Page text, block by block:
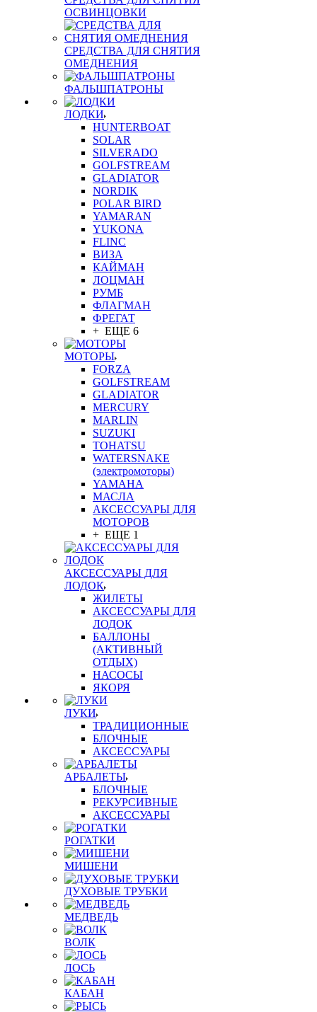
ОСВИНЦОВКИ
СРЕДСТВА ДЛЯ СНЯТИЯ
ОМЕДНЕНИЯ
ФАЛЬШПАТРОНЫ
ЛОДКИ
HUNTERBOAT
SOLAR
SILVERADO
GOLFSTREAM
GLADIATOR
NORDIK
POLAR BIRD
YAMARAN
YUKONA
FLINC
ВИЗА
КАЙМАН
ЛОЦМАН
РУМБ
ФЛАГМАН
ФРЕГАТ
+ ЕЩЕ 6
МОТОРЫ
FORZA
GOLFSTREAM
GLADIATOR
MERCURY
MARLIN
SUZUKI
TOHATSU
WATERSNAKE
(электромоторы)
YAMAHA
МАСЛА
АКСЕССУАРЫ ДЛЯ
МОТОРОВ
+ ЕЩЕ 1
АКСЕССУАРЫ ДЛЯ
ЛОДОК
ЖИЛЕТЫ
АКСЕССУАРЫ ДЛЯ
ЛОДОК
БАЛЛОНЫ
(АКТИВНЫЙ
ОТДЫХ)
НАСОСЫ
ЯКОРЯ
ЛУКИ
ТРАДИЦИОННЫЕ
БЛОЧНЫЕ
АКСЕССУАРЫ
АРБАЛЕТЫ
БЛОЧНЫЕ
РЕКУРСИВНЫЕ
АКСЕССУАРЫ
РОГАТКИ
МИШЕНИ
ДУХОВЫЕ ТРУБКИ
МЕДВЕДЬ
ВОЛК
ЛОСЬ
КАБАН